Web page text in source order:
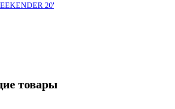
20'
товары